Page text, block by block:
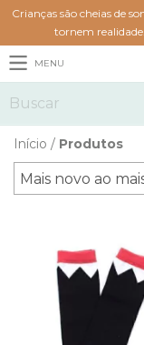
Crianças são cheias de
tornem
MENU
Início / Produtos